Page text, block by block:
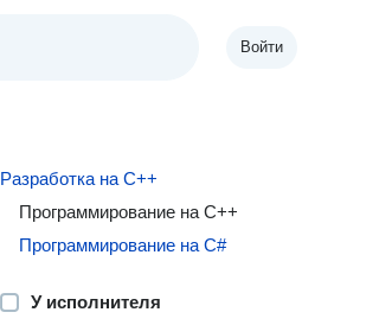
Войти
Разработка на С++
Программирование на C++
Программирование на C#
У исполнителя